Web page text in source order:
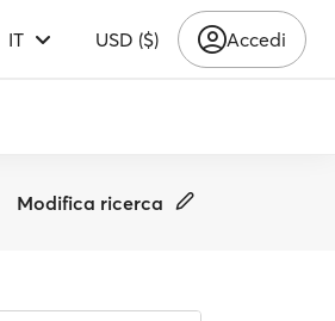
IT USD ($) Accedi
Modifica ricerca